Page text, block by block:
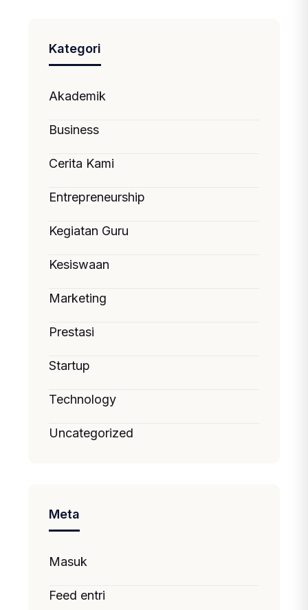
Kategori
Akademik
Business
Cerita Kami
Entrepreneurship
Kegiatan Guru
Kesiswaan
Marketing
Prestasi
Startup
Technology
Uncategorized
Meta
Masuk
Feed entri